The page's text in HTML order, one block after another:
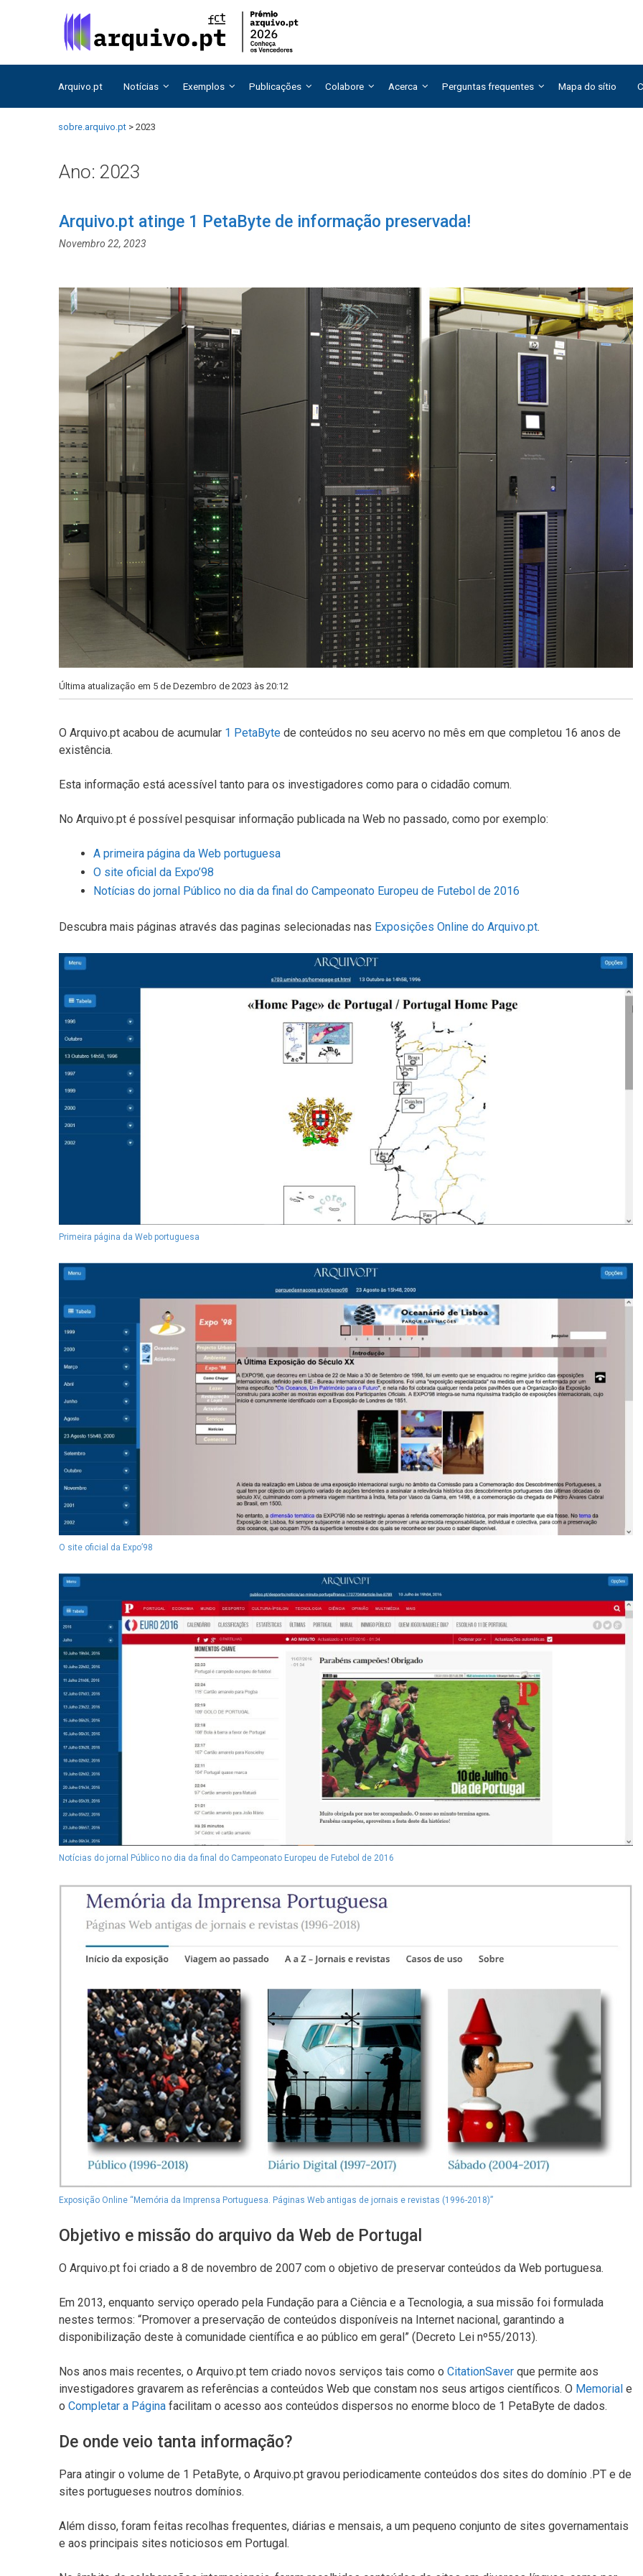
Arquivo.pt Notícias Exemplos Publicações Colabore Acerca Perguntas frequentes Mapa do sítio
sobre.arquivo.pt > 2023
Ano: 2023
Arquivo.pt atinge 1 PetaByte de informação preservada!
Novembro 22, 2023
Última atualização em 5 de Dezembro de 2023 às 20:12
O Arquivo.pt acabou de acumular 1 PetaByte de conteúdos no seu acervo no mês em que completou 16 anos de
existência.
Esta informação está acessível tanto para os investigadores como para o cidadão comum.
No Arquivo.pt é possível pesquisar informação publicada na Web no passado, como por exemplo:
A primeira página da Web portuguesa
O site oficial da Expo’98
Notícias do jornal Público no dia da final do Campeonato Europeu de Futebol de 2016
Descubra mais páginas através das paginas selecionadas nas Exposições Online do Arquivo.pt.
Primeira página da Web portuguesa
O site oficial da Expo’98
Notícias do jornal Público no dia da final do Campeonato Europeu de Futebol de 2016
Exposição Online “Memória da Imprensa Portuguesa. Páginas Web antigas de jornais e revistas (1996-2018)”
Objetivo e missão do arquivo da Web de Portugal
O Arquivo.pt foi criado a 8 de novembro de 2007 com o objetivo de preservar conteúdos da Web portuguesa.
Em 2013, enquanto serviço operado pela Fundação para a Ciência e a Tecnologia, a sua missão foi formulada
nestes termos: “Promover a preservação de conteúdos disponíveis na Internet nacional, garantindo a
disponibilização deste à comunidade científica e ao público em geral” (Decreto Lei nº55/2013).
Nos anos mais recentes, o Arquivo.pt tem criado novos serviços tais como o CitationSaver que permite aos
investigadores gravarem as referências a conteúdos Web que constam nos seus artigos científicos. O Memorial e
o Completar a Página facilitam o acesso aos conteúdos dispersos no enorme bloco de 1 PetaByte de dados.
De onde veio tanta informação?
Para atingir o volume de 1 PetaByte, o Arquivo.pt gravou periodicamente conteúdos dos sites do domínio .PT e de
sites portugueses noutros domínios.
Além disso, foram feitas recolhas frequentes, diárias e mensais, a um pequeno conjunto de sites governamentais
e aos principais sites noticiosos em Portugal.